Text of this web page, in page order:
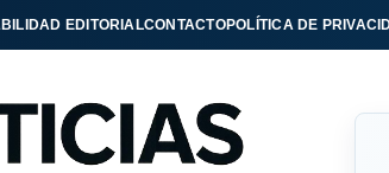
EDITORIALCONTACTOPOLÍTICA DE